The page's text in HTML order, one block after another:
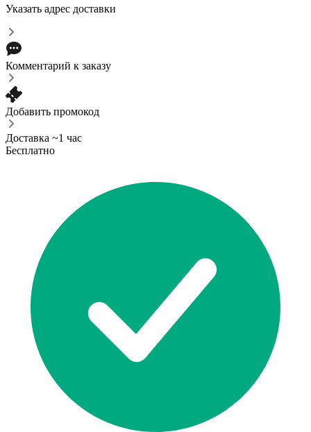
Указать адрес доставки
Комментарий к заказу
Добавить промокод
Доставка ~1 час
Бесплатно